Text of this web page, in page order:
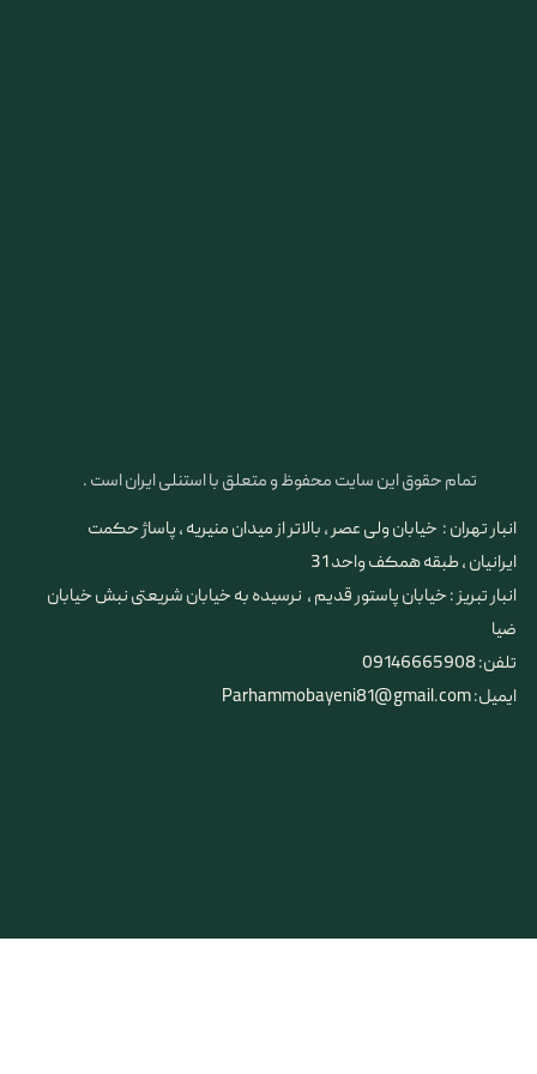
تمام حقوق این سایت محفوظ و متعلق با استنلی ایران است .
انبار تهران : خیابان ولی عصر ، بالاتر از میدان منیریه ، پاساژ حکمت
ایرانیان ، طبقه همکف واحد 31
​​​​​​​انبار تبریز : خیابان پاستور قدیم ، نرسیده به خیابان شریعتی نبش خیابان
ضیا
تلفن: 09146665908
ایمیل: Parhammobayeni81@gmail.com